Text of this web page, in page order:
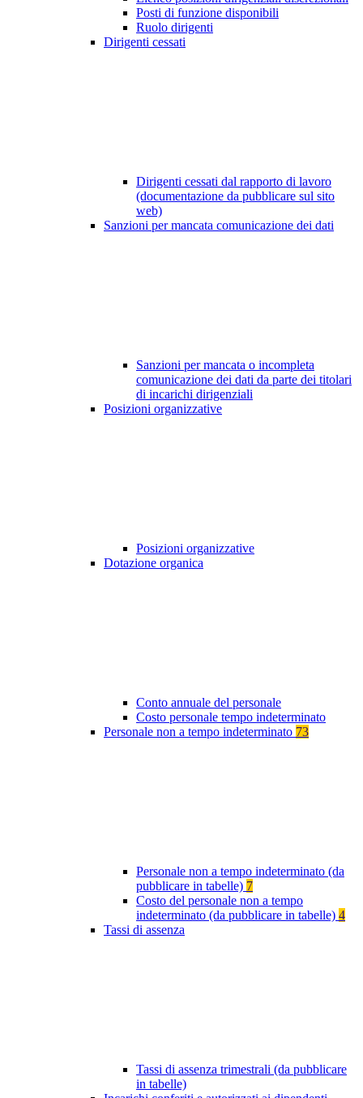
Posti di funzione disponibili
Ruolo dirigenti
Dirigenti cessati
Dirigenti cessati dal rapporto di lavoro
(documentazione da pubblicare sul sito
web)
Sanzioni per mancata comunicazione dei dati
Sanzioni per mancata o incompleta
comunicazione dei dati da parte dei titolari
di incarichi dirigenziali
Posizioni organizzative
Posizioni organizzative
Dotazione organica
Conto annuale del personale
Costo personale tempo indeterminato
Personale non a tempo indeterminato 73
Personale non a tempo indeterminato (da
pubblicare in tabelle) 7
Costo del personale non a tempo
indeterminato (da pubblicare in tabelle) 4
Tassi di assenza
Tassi di assenza trimestrali (da pubblicare
in tabelle)